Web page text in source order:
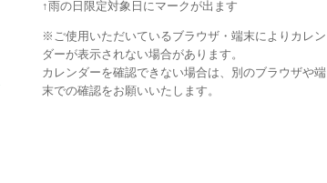
↑雨の日限定対象日にマークが出ます
※ご使用いただいているブラウザ・端末によりカレン
ダーが表示されない場合があります。
カレンダーを確認できない場合は、別のブラウザや端
末での確認をお願いいたします。